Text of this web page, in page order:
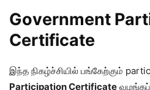
Government
Certificate
இந்த நிகழ்ச்சியில் பங்கேற்கும்
Participation Certificate